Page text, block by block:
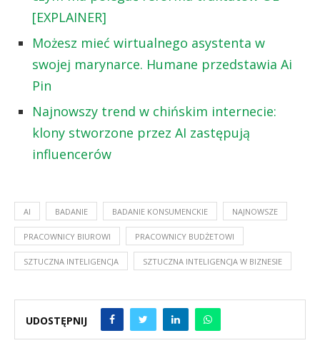
[EXPLAINER]
Możesz mieć wirtualnego asystenta w
swojej marynarce. Humane przedstawia Ai
Pin
Najnowszy trend w chińskim internecie:
klony stworzone przez AI zastępują
influencerów
AI BADANIE BADANIE KONSUMENCKIE NAJNOWSZE
PRACOWNICY BIUROWI PRACOWNICY BUDŻETOWI
SZTUCZNA INTELIGENCJA SZTUCZNA INTELIGENCJA W BIZNESIE
UDOSTĘPNIJ